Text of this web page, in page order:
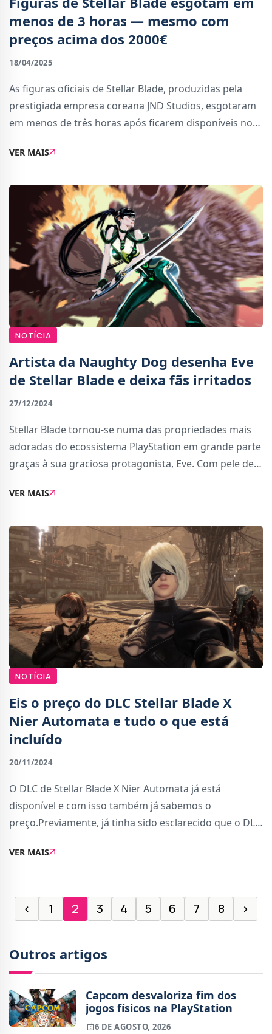
menos de 3 horas — mesmo com
preços acima dos 2000€
18/04/2025
As figuras oficiais de Stellar Blade, produzidas pela
prestigiada empresa coreana JND Studios, esgotaram
em menos de três horas após ficarem disponíveis no
(antigo Twitter) que a versão dupla
VER MAIS
NOTÍCIA
Artista da Naughty Dog desenha Eve
de Stellar Blade e deixa fãs irritados
27/12/2024
Stellar Blade tornou-se numa das propriedades mais
adoradas do ecossistema PlayStation em grande parte
graças à sua graciosa protagonista, Eve. Com pele de
rapidamente uma grande quantidade de joga
VER MAIS
NOTÍCIA
Eis o preço do DLC Stellar Blade X
Nier Automata e tudo o que está
incluído
20/11/2024
O DLC de Stellar Blade X Nier Automata já está
disponível e com isso também já sabemos o
preço.Previamente, já tinha sido esclarecido que o DLC
euros. De acordo com a descrição na PlayStation
VER MAIS
‹ 1 2 3 4 5 6 7 8 ›
Outros artigos
Capcom desvaloriza fim dos
jogos físicos na PlayStation
6 DE AGOSTO, 2026